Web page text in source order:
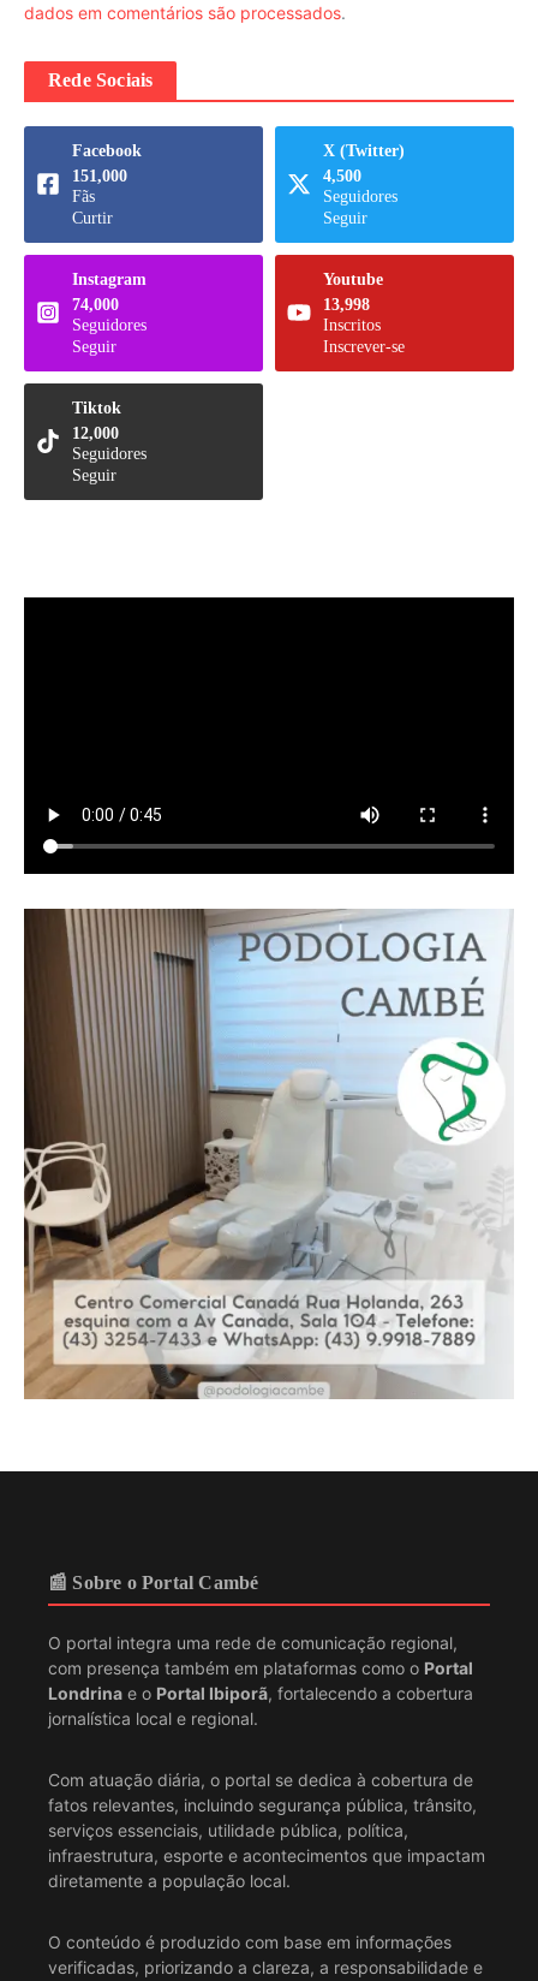
dados em comentários são processados.
Rede Sociais
Facebook
151,000
Fãs
Curtir
X (Twitter)
4,500
Seguidores
Seguir
Instagram
74,000
Seguidores
Seguir
Youtube
13,998
Inscritos
Inscrever-se
Tiktok
12,000
Seguidores
Seguir
📰 Sobre o Portal Cambé
O portal integra uma rede de comunicação regional,
com presença também em plataformas como o Portal
Londrina e o Portal Ibiporã, fortalecendo a cobertura
jornalística local e regional.
Com atuação diária, o portal se dedica à cobertura de
fatos relevantes, incluindo segurança pública, trânsito,
serviços essenciais, utilidade pública, política,
infraestrutura, esporte e acontecimentos que impactam
diretamente a população local.
O conteúdo é produzido com base em informações
verificadas, priorizando a clareza, a responsabilidade e